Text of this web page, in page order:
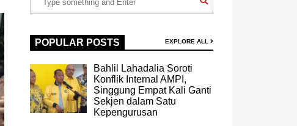
POPULAR POSTS EXPLORE ALL
Bahlil Lahadalia Soroti
Konflik Internal AMPI,
Singgung Empat Kali Ganti
Sekjen dalam Satu
Kepengurusan